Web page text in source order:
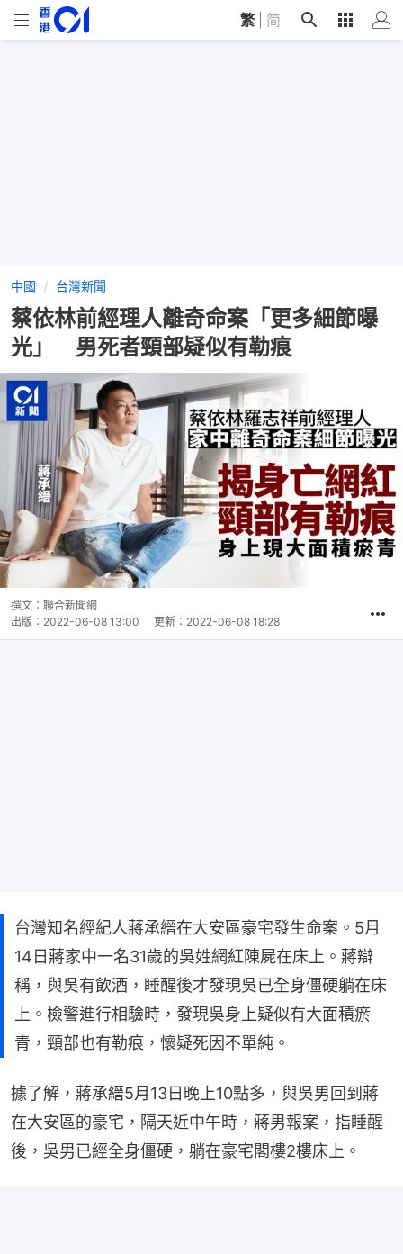
繁 简
中國 台灣新聞
蔡依林前經理人離奇命案「更多細節曝
光」 男死者頸部疑似有勒痕
撰文： 聯合新聞網
出版： 2022-06-08 13:00 更新： 2022-06-08 18:28
台灣知名經紀人蔣承縉在大安區豪宅發生命案。5月
14日蔣家中一名31歲的吳姓網紅陳屍在床上。蔣辯
稱，與吳有飲酒，睡醒後才發現吳已全身僵硬躺在床
上。檢警進行相驗時，發現吳身上疑似有大面積瘀
青，頸部也有勒痕，懷疑死因不單純。
據了解，蔣承縉5月13日晚上10點多，與吳男回到蔣
在大安區的豪宅，隔天近中午時，蔣男報案，指睡醒
後，吳男已經全身僵硬，躺在豪宅閣樓2樓床上。